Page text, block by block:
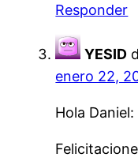
Responder
YESID
enero 22,
Hola Daniel: